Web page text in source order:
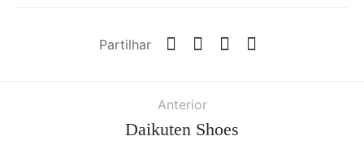
Partilhar
Anterior
Daikuten Shoes